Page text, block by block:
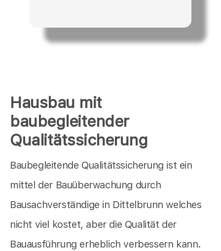
Hausbau mit
baubegleitender
Qualitätssicherung
Baubegleitende Qualitätssicherung ist ein
mittel der Bauüberwachung durch
Bausachverständige in Dittelbrunn welches
nicht viel kostet, aber die Qualität der
Bauausführung erheblich verbessern kann.